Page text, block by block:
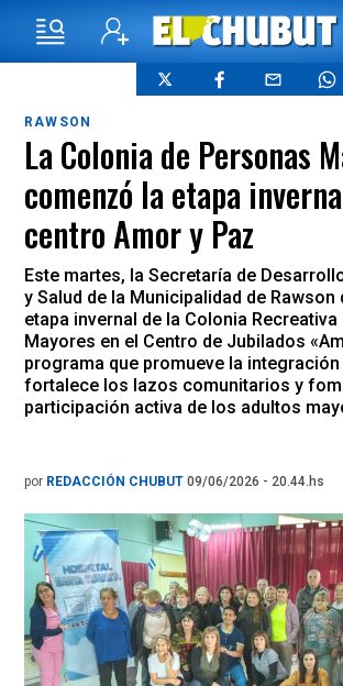
RAWSON
La Colonia de Personas
comenzó la etapa
centro Amor y Paz
Este martes, la Secretaría de
y Salud de la Municipalidad de Rawson
etapa invernal de la Colonia
Mayores en el Centro de Jubilados
programa que promueve la
fortalece los lazos comunitarios y
participación activa de los adultos
por REDACCIÓN CHUBUT 09/06/2026 - 20.44.hs